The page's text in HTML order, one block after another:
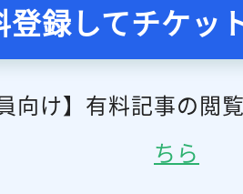
登録してチケッ
向け】有料記事の閲
ちら